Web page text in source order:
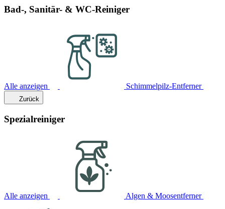
Bad-, Sanitär- & WC-Reiniger
Alle anzeigen Schimmelpilz-Entferner
Zurück
Spezialreiniger
Alle anzeigen Algen & Moosentferner